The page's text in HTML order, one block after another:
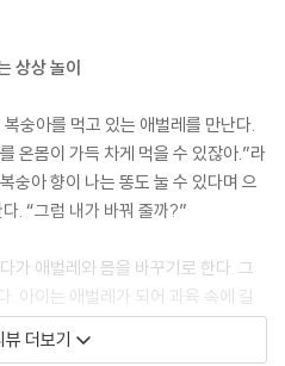
상상 놀이
숭아를 먹고 있는 애벌레를 만난다.
온몸이 가득 차게 먹을 수 있잖아.”라
숭아 향이 나는 똥도 눌 수 있다며 으
. “그럼 내가 바꿔 줄까?”
가 애벌레와 몸을 바꾸기로 한다. 그
. 아이는 애벌레가 되어 과육 속에 길
빙글 미끄럼틀’을 만든다. 온몸으로 오
는 아이의 몸으로 풀밭을 걷고 차가
더보기